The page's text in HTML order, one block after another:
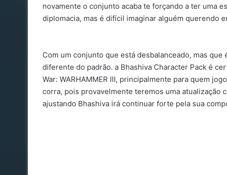
novamente o conjunto acaba te forçando a ter uma
diplomacia, mas é difícil imaginar alguém querendo
Com um conjunto que está desbalanceado, mas
diferente do padrão. a Bhashiva Character Pack é
War: WARHAMMER III, principalmente para quem
corra, pois provavelmente teremos uma atualização
ajustando Bhashiva irá continuar forte pela sua